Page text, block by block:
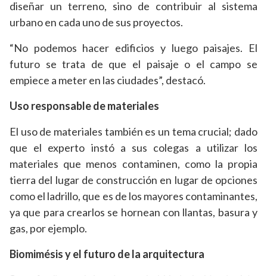
diseñar un terreno, sino de contribuir al sistema
urbano en cada uno de sus proyectos.
“No podemos hacer edificios y luego paisajes. El
futuro se trata de que el paisaje o el campo se
empiece a meter en las ciudades”, destacó.
Uso responsable de materiales
El uso de materiales también es un tema crucial; dado
que el experto instó a sus colegas a utilizar los
materiales que menos contaminen, como la propia
tierra del lugar de construcción en lugar de opciones
como el ladrillo, que es de los mayores contaminantes,
ya que para crearlos se hornean con llantas, basura y
gas, por ejemplo.
Biomimésis y el futuro de la arquitectura